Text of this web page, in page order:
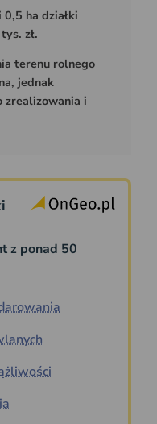
ha działki
zł.
terenu rolnego
jednak
zrealizowania i
z ponad 50